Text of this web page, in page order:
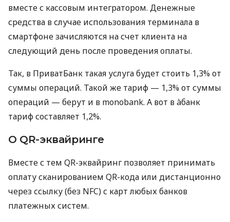
вместе с кассовым интегратором. Денежные
средства в случае использования терминала в
смартфоне зачисляются на счет клиента на
следующий день после проведения оплаты.
Так, в ПриватБанк такая услуга будет стоить 1,3% от
суммы операций. Такой же тариф — 1,3% от суммы
операций — берут и в monobank. А вот в àбанк
тариф составляет 1,2%.
О QR-эквайринге
Вместе с тем QR-эквайринг позволяет принимать
оплату сканированием QR-кода или дистанционно
через ссылку (без NFC) с карт любых банков
платежных систем.